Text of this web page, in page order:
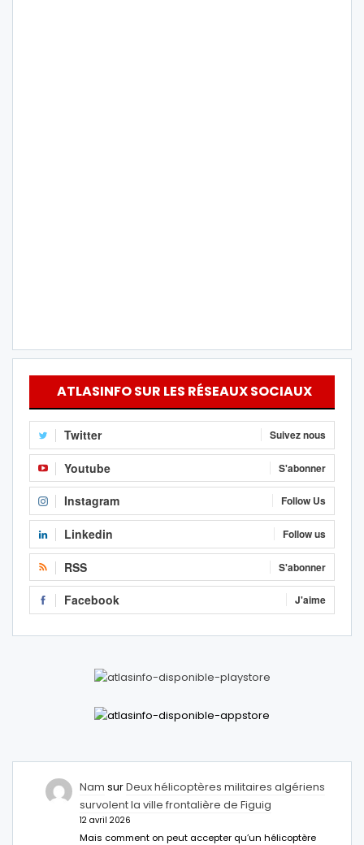
ATLASINFO SUR LES RÉSEAUX SOCIAUX
Twitter Suivez nous
Youtube S'abonner
Instagram Follow Us
Linkedin Follow us
RSS S'abonner
Facebook J'aime
Nam surDeux hélicoptères militaires algériens
survolent la ville frontalière de Figuig
12 avril 2026
Mais comment on peut accepter qu’un hélicoptère